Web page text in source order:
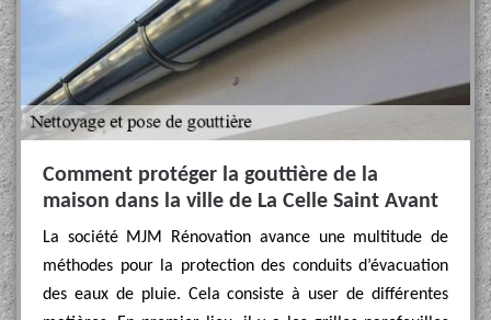
Comment protéger la gouttière de la
maison dans la ville de La Celle Saint Avant
La société MJM Rénovation avance une multitude de
méthodes pour la protection des conduits d’évacuation
des eaux de pluie. Cela consiste à user de différentes